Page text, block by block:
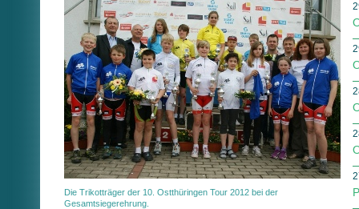
Die Trikotträger der 10. Ostthüringen Tour 2012 bei der
Gesamtsiegerehrung.